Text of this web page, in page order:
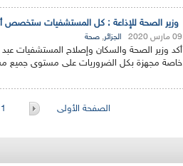
وزير الصحة للإذاعة : كل المستشفيات ستخصص
09 مارس 2020 الجزائر, صحة
أكد وزير الصحة والسكان وإصلاح المستشفيات عبد
خاصة مجهزة بكل الضروريات على مستوى جميع
الصفحة الأولى 1